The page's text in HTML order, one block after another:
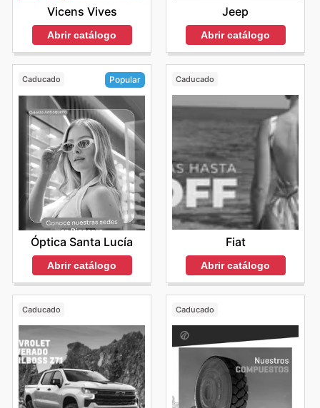
Vicens Vives
Abrir catálogo
Jeep
Abrir catálogo
Caducado Popular
Óptica Santa Lucía
Abrir catálogo
Caducado
Fiat
Abrir catálogo
Caducado Caducado